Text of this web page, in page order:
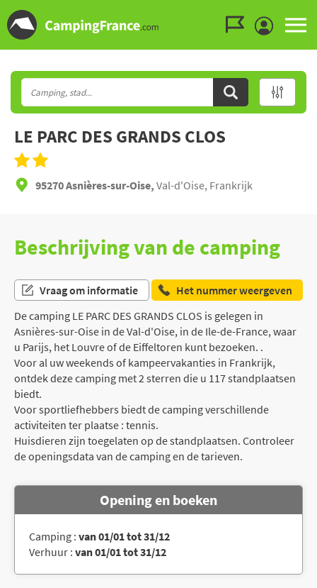
LE PARC DES GRANDS CLOS
95270 Asnières-sur-Oise, Val-d'Oise, Frankrijk
Beschrijving van de camping
Vraag om informatie
Het nummer weergeven
De camping LE PARC DES GRANDS CLOS is gelegen in
Asnières-sur-Oise in de Val-d'Oise, in de Ile-de-France, waar
u Parijs, het Louvre of de Eiffeltoren kunt bezoeken. .
Voor al uw weekends of kampeervakanties in Frankrijk,
ontdek deze camping met 2 sterren die u 117 standplaatsen
biedt.
Voor sportliefhebbers biedt de camping verschillende
activiteiten ter plaatse : tennis.
Huisdieren zijn toegelaten op de standplaatsen. Controleer
de openingsdata van de camping en de tarieven.
Opening en boeken
Camping : van 01/01 tot 31/12
Verhuur : van 01/01 tot 31/12